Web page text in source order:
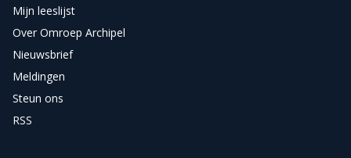
Mijn leeslijst
Over Omroep Archipel
Nieuwsbrief
Meldingen
Steun ons
RSS